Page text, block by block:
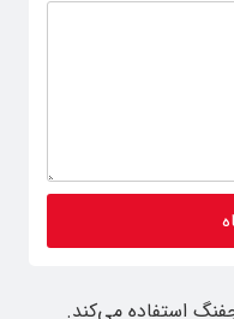
استفاده می‌کند.